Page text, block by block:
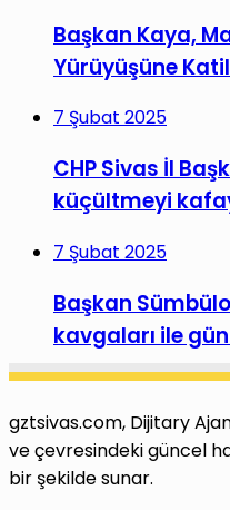
Başkan Kaya,
Yürüyüşüne
7 Şubat 2025
CHP Sivas İl
küçültmeyi
7 Şubat 2025
Başkan
kavgaları ile
gztsivas.com, Dijitary
ve çevresindeki güncel
bir şekilde sunar.